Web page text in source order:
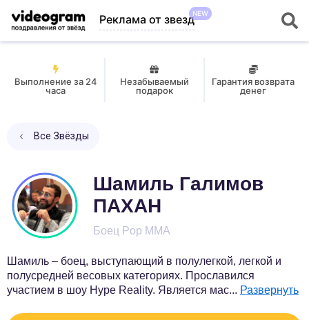
Реклама от звездNEW
Выполнение за 24
часа
Незабываемый
подарок
Гарантия возврата
денег
Все Звёзды
Шамиль Галимов
ПАХАН
Боец Pop MMA
Шамиль – боец, выступающий в полулегкой, легкой и
полусредней весовых категориях. Прославился
участием в шоу Hype Reality. Является мас... Развернуть